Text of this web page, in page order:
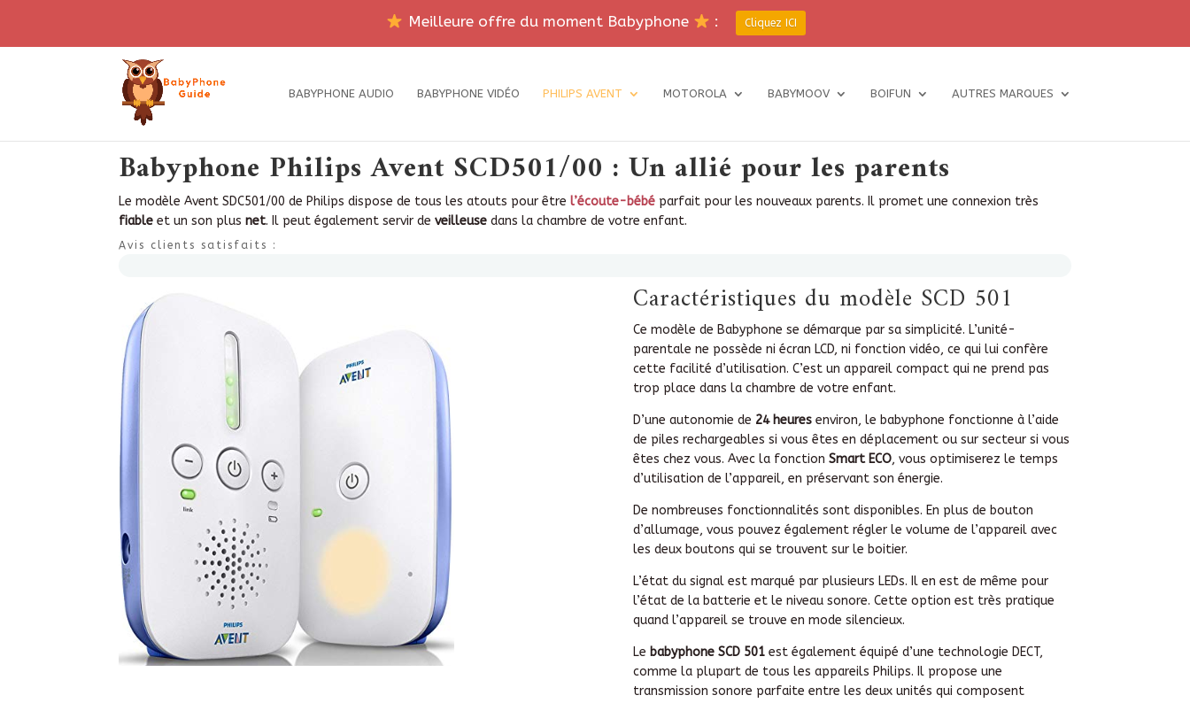
BABYPHONE AUDIO BABYPHONE VIDÉO PHILIPS AVENT MOTOROLA BABYMOOV BOIFUN AUTRES MARQUES
Babyphone Philips Avent SCD501/00 : Un allié pour les parents
Le modèle Avent SDC501/00 de Philips dispose de tous les atouts pour être l’écoute-bébé parfait pour les nouveaux parents. Il promet une connexion très
fiable et un son plusnet. Il peut également servir deveilleuse dans la chambre de votre enfant.
Avis clients satisfaits :
Caractéristiques du modèle SCD 501
Ce modèle de Babyphone se démarque par sa simplicité. L’unité-
parentale ne possède ni écran LCD, ni fonction vidéo, ce qui lui confère
cette facilité d’utilisation. C’est un appareil compact qui ne prend pas
trop place dans la chambre de votre enfant.
D’une autonomie de 24 heuresenviron, le babyphone fonctionne à l’aide
de piles rechargeables si vous êtes en déplacement ou sur secteur si vous
êtes chez vous. Avec la fonction Smart ECO, vous optimiserez le temps
d’utilisation de l’appareil, en préservant son énergie.
De nombreuses fonctionnalités sont disponibles. En plus de bouton
d’allumage, vous pouvez également régler le volume de l’appareil avec
les deux boutons qui se trouvent sur le boitier.
L’état du signal est marqué par plusieurs LEDs. Il en est de même pour
l’état de la batterie et le niveau sonore. Cette option est très pratique
quand l’appareil se trouve en mode silencieux.
Le babyphone SCD 501est également équipé d’une technologie DECT,
comme la plupart de tous les appareils Philips. Il propose une
transmission sonore parfaite entre les deux unités qui composent
Meilleure offre du moment Babyphone : Cliquez ICI